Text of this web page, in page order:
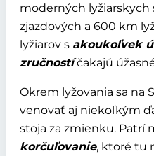
moderných lyžiarskych
zjazdových a 600 km
lyžiarov s akoukoľvek
zručnostíčakajú
Okrem lyžovania sa na
venovať aj niekoľkým
stoja za zmienku. Patrí
korčuľovanie, ktoré tu